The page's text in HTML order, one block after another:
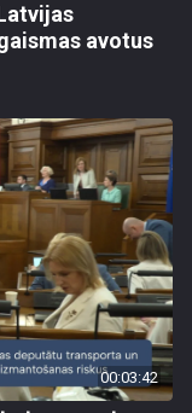
avotus
00:03:42